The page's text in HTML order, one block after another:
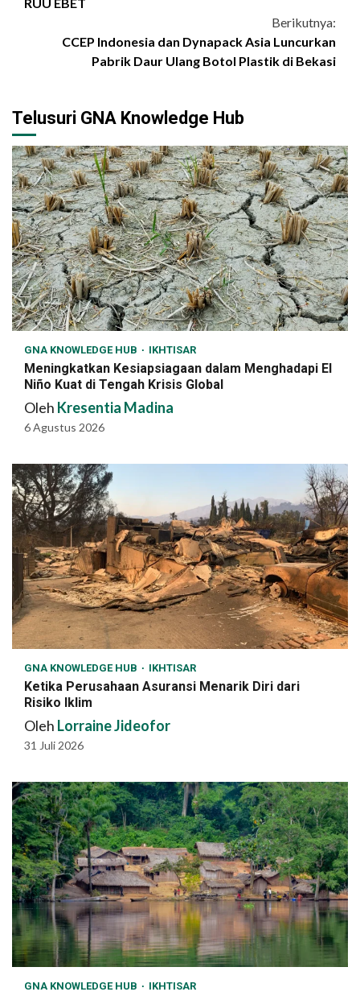
RUU EBET
Berikutnya:
CCEP Indonesia dan Dynapack Asia Luncurkan
Pabrik Daur Ulang Botol Plastik di Bekasi
Telusuri GNA Knowledge Hub
GNA KNOWLEDGE HUB IKHTISAR
Meningkatkan Kesiapsiagaan dalam Menghadapi El
Niño Kuat di Tengah Krisis Global
Oleh Kresentia Madina
6 Agustus 2026
GNA KNOWLEDGE HUB IKHTISAR
Ketika Perusahaan Asuransi Menarik Diri dari
Risiko Iklim
Oleh Lorraine Jideofor
31 Juli 2026
GNA KNOWLEDGE HUB IKHTISAR